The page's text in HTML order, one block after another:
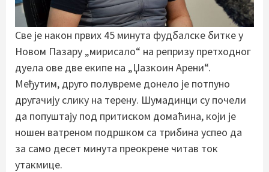
Све је након првих 45 минута фудбалске битке у
Новом Пазару „мирисало“ на репризу претходног
дуела ове две екипе на „Џазкоин Арени“.
Међутим, друго полувреме донело је потпуно
другачију слику на терену. Шумадинци су почели
да попуштају под притиском домаћина, који је
ношен ватреном подршком са трибина успео да
за само десет минута преокрене читав ток
утакмице.